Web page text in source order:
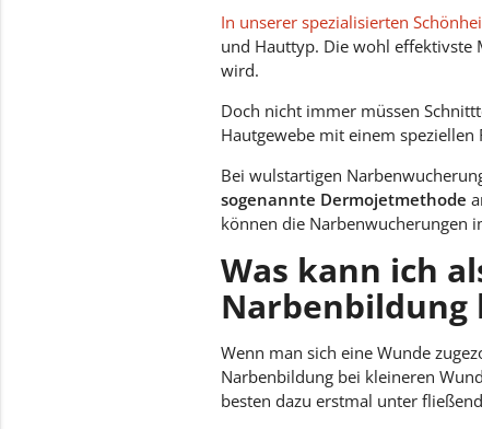
In unserer spezialisierten
und Hauttyp. Die wohl effektivste
wird.
Doch nicht immer müssen
Hautgewebe mit einem
Bei wulstartigen
sogenannte Dermojetmethode
können die Narbenwucherungen
Was kann ich
Narbenbildung
Wenn man sich eine Wunde
Narbenbildung bei kleineren
besten dazu erstmal unter